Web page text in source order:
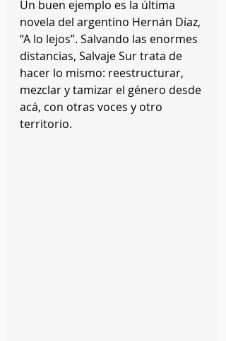
Un buen ejemplo es la última
novela del argentino Hernán Díaz,
“A lo lejos”. Salvando las enormes
distancias, Salvaje Sur trata de
hacer lo mismo: reestructurar,
mezclar y tamizar el género desde
acá, con otras voces y otro
territorio.